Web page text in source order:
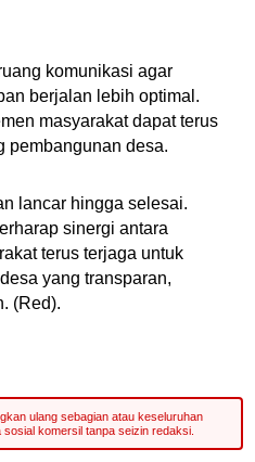
komunikasi agar
berjalan lebih optimal.
masyarakat dapat terus
pembangunan desa.
lancar hingga selesai.
sinergi antara
terus terjaga untuk
yang transparan,
(Red).